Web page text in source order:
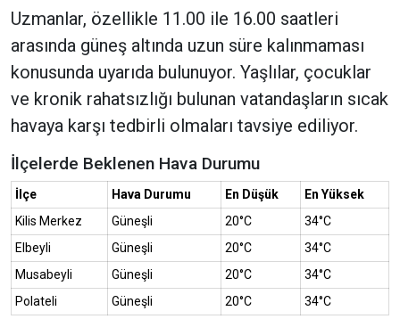
Uzmanlar, özellikle 11.00 ile 16.00 saatleri
arasında güneş altında uzun süre kalınmaması
konusunda uyarıda bulunuyor. Yaşlılar, çocuklar
ve kronik rahatsızlığı bulunan vatandaşların sıcak
havaya karşı tedbirli olmaları tavsiye ediliyor.
İlçelerde Beklenen Hava Durumu
İlçe Hava Durumu En Düşük
En Yüksek
Kilis Merkez
Güneşli 20°C
34°C
Elbeyli
Güneşli 20°C
34°C
Musabeyli
Güneşli 20°C
34°C
Polateli
Güneşli 20°C 34°C